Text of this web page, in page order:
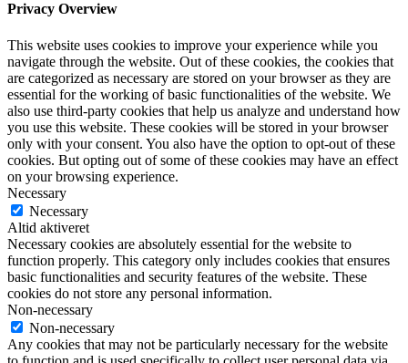
Privacy Overview
This website uses cookies to improve your experience while you
navigate through the website. Out of these cookies, the cookies that
are categorized as necessary are stored on your browser as they are
essential for the working of basic functionalities of the website. We
also use third-party cookies that help us analyze and understand how
you use this website. These cookies will be stored in your browser
only with your consent. You also have the option to opt-out of these
cookies. But opting out of some of these cookies may have an effect
on your browsing experience.
Necessary
Necessary
Altid aktiveret
Necessary cookies are absolutely essential for the website to
function properly. This category only includes cookies that ensures
basic functionalities and security features of the website. These
cookies do not store any personal information.
Non-necessary
Non-necessary
Any cookies that may not be particularly necessary for the website